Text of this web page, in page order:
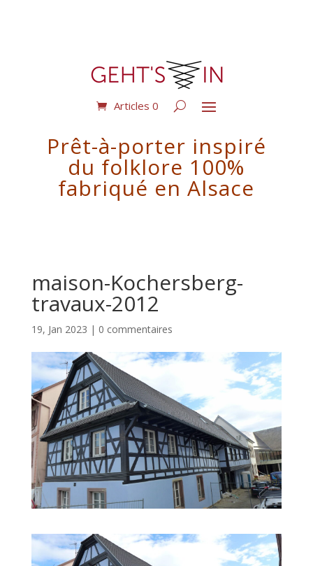
Articles 0
Prêt-à-porter inspiré
du folklore 100%
fabriqué en Alsace
maison-Kochersberg-
travaux-2012
19, Jan 2023 | 0 commentaires